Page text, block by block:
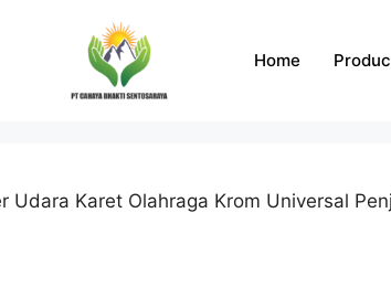
Home
Udara Karet Olahraga Krom Universal